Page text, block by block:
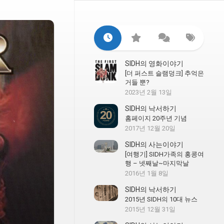
SIDH의 영화이야기
[더 퍼스트 슬램덩크] 추억은
거들 뿐?
2023년 2월 13일
SIDH의 낙서하기
홈페이지 20주년 기념
2017년 12월 20일
SIDH의 사는이야기
[여행기] SIDH가족의 홍콩여
행 – 넷째날~마지막날
2016년 1월 8일
SIDH의 낙서하기
2015년 SIDH의 10대 뉴스
2015년 12월 31일